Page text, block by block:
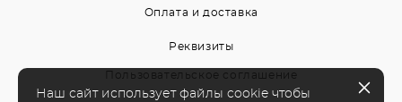
Оплата и доставка
Реквизиты
Пользовательское соглашение
Наш сайт использует файлы cookie чтобы